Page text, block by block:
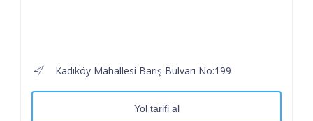
Kadıköy Mahallesi Barış Bulvarı No:199
Yol tarifi al